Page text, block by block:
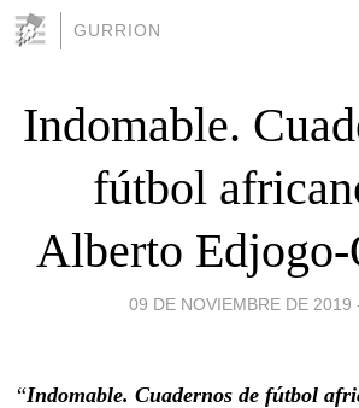
GURRION
Indomable.
fútbol
Alberto
09 DE NOVIEMBRE DE 2019
“Indomable. Cuadernos de fútbol